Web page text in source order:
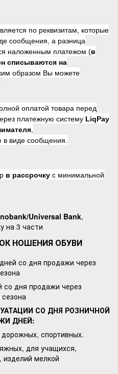
по реквизитам, которые
сообщения, а разница
наложенным платежом (в
списываются на
образом Вы можете
оплатой товара перед
платежную систему LiqPay
виде сообщения.
в рассрочку с минимальной
Universal Bank,
на 3 части
НОШЕНИЯ ОБУВИ
со дня продажи через
со дня продажи через
СО ДНЯ РОЗНИЧНОЙ
ДНЕЙ:
спортивных.
для учащихся,
мелкой